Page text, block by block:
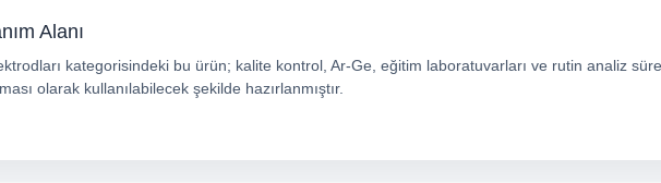
Alanı
kategorisindeki bu ürün; kalite kontrol, Ar-Ge, eğitim laboratuvarları ve rutin analiz
olarak kullanılabilecek şekilde hazırlanmıştır.